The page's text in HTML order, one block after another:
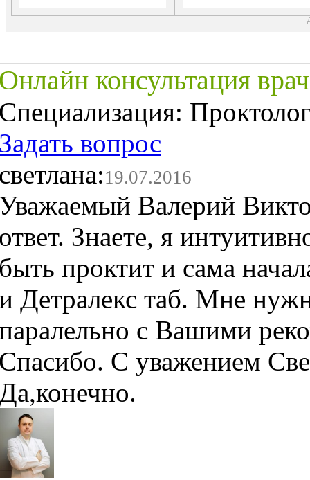
консультация
вопрос
19.07.2016
Валерий
Знаете, я
проктит и сама
Детралекс таб. Мне
с Вашими
С уважением